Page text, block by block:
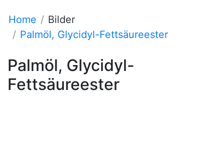
Home
Bilder
Palmöl, Glycidyl-Fettsäureester
Palmöl, Glycidyl-
Fettsäureester